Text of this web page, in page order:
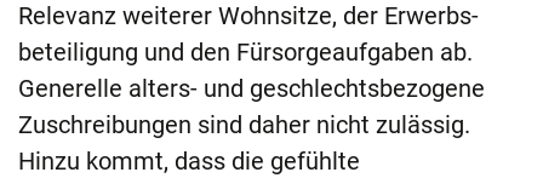
Relevanz weiterer Wohnsitze, der Erwerbs­
beteiligung und den Fürsorgeaufgaben ab.
Generelle alters- und geschlechtsbezogene
Zuschreibungen sind daher nicht zulässig.
Hinzu kommt, dass die gefühlte